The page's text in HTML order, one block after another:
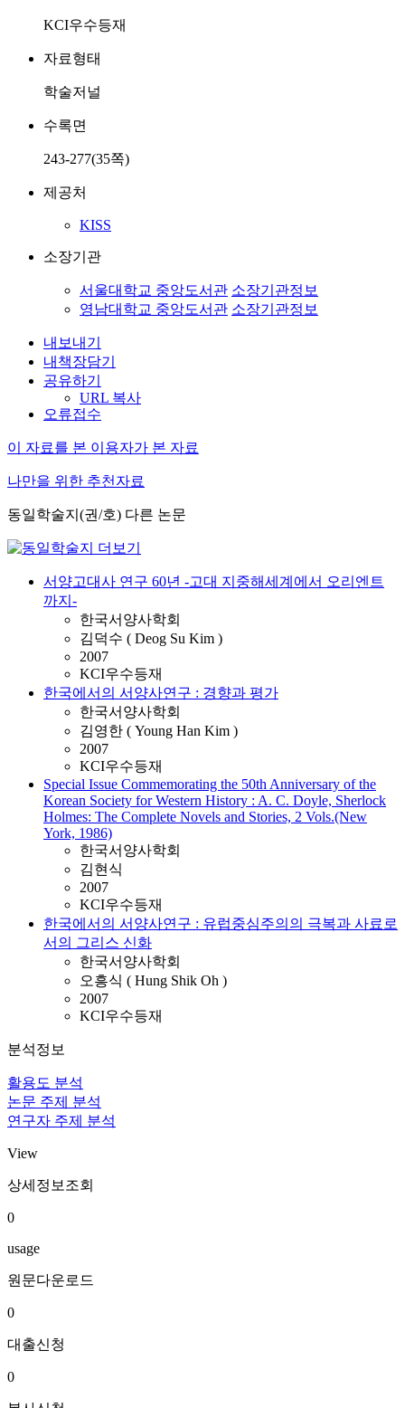
KCI우수등재
자료형태
학술저널
수록면
243-277(35쪽)
제공처
KISS
소장기관
서울대학교 중앙도서관 소장기관정보
영남대학교 중앙도서관 소장기관정보
내보내기
내책장담기
공유하기
URL 복사
오류접수
이 자료를 본 이용자가 본 자료
나만을 위한 추천자료
동일학술지(권/호) 다른 논문
서양고대사 연구 60년 -고대 지중해세계에서 오리엔트
까지-
한국서양사학회
김덕수 ( Deog Su Kim )
2007
KCI우수등재
한국에서의 서양사연구 : 경향과 평가
한국서양사학회
김영한 ( Young Han Kim )
2007
KCI우수등재
Special Issue Commemorating the 50th Anniversary of the
Korean Society for Western History : A. C. Doyle, Sherlock
Holmes: The Complete Novels and Stories, 2 Vols.(New
York, 1986)
한국서양사학회
김현식
2007
KCI우수등재
한국에서의 서양사연구 : 유럽중심주의의 극복과 사료로
서의 그리스 신화
한국서양사학회
오흥식 ( Hung Shik Oh )
2007
KCI우수등재
분석정보
활용도 분석
논문 주제 분석
연구자 주제 분석
View
상세정보조회
0
usage
원문다운로드
0
대출신청
0